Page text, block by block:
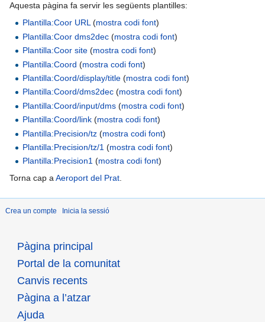
Aquesta pàgina fa servir les següents plantilles:
Plantilla:Coor URL(mostra codi font)
Plantilla:Coor dms2dec (mostra codi font)
Plantilla:Coor site (mostra codi font)
Plantilla:Coord (mostra codi font)
Plantilla:Coord/display/title (mostra codi font)
Plantilla:Coord/dms2dec (mostra codi font)
Plantilla:Coord/input/dms (mostra codi font)
Plantilla:Coord/link (mostra codi font)
Plantilla:Precision/tz (mostra codi font)
Plantilla:Precision/tz/1 (mostra codi font)
Plantilla:Precision1 (mostra codi font)
Torna cap aAeroport del Prat.
Crea un compte Inicia la sessió
Pàgina principal
Portal de la comunitat
Canvis recents
Pàgina a l’atzar
Ajuda